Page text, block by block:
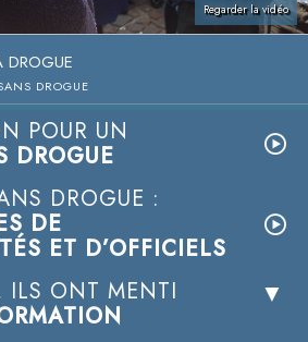
Regarder la vidéo
DROGUE
DROGUE
POUR UN
DROGUE
DROGUE :
DE
ET D’OFFICIELS
ONT MENTI